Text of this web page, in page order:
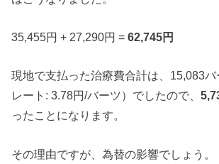
35,455円 + 27,290円 =62,745円
現地で支払った治療費合計は、15,083
レート: 3.78円/バーツ）でしたので、
ったことになります。
その理由ですが、為替の影響でしょう。